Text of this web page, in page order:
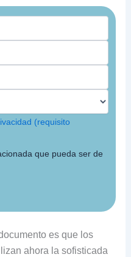
(requisito
que pueda ser de
es que los
ahora la sofisticada